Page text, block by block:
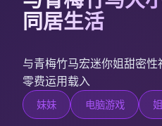
同居生活
与青梅竹马宏迷你姐甜密
零费运用载入
妹妹 电脑游戏